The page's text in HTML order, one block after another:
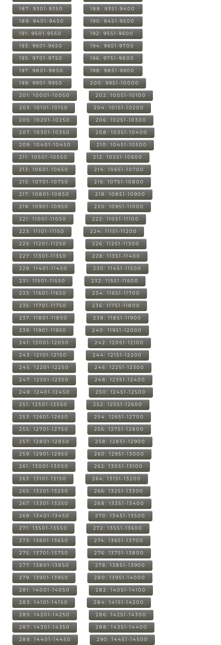
187: 9301-9350 188: 9351-9400
189: 9401-9450 190: 9451-9500
191: 9501-9550 192: 9551-9600
193: 9601-9650 194: 9651-9700
195: 9701-9750 196: 9751-9800
197: 9801-9850 198: 9851-9900
199: 9901-9950 200: 9951-10000
201: 10001-10050 202: 10051-10100
203: 10101-10150 204: 10151-10200
205: 10201-10250 206: 10251-10300
207: 10301-10350 208: 10351-10400
209: 10401-10450 210: 10451-10500
211: 10501-10550 212: 10551-10600
213: 10601-10650 214: 10651-10700
215: 10701-10750 216: 10751-10800
217: 10801-10850 218: 10851-10900
219: 10901-10950 220: 10951-11000
221: 11001-11050 222: 11051-11100
223: 11101-11150 224: 11151-11200
225: 11201-11250 226: 11251-11300
227: 11301-11350 228: 11351-11400
229: 11401-11450 230: 11451-11500
231: 11501-11550 232: 11551-11600
233: 11601-11650 234: 11651-11700
235: 11701-11750 236: 11751-11800
237: 11801-11850 238: 11851-11900
239: 11901-11950 240: 11951-12000
241: 12001-12050 242: 12051-12100
243: 12101-12150 244: 12151-12200
245: 12201-12250 246: 12251-12300
247: 12301-12350 248: 12351-12400
249: 12401-12450 250: 12451-12500
251: 12501-12550 252: 12551-12600
253: 12601-12650 254: 12651-12700
255: 12701-12750 256: 12751-12800
257: 12801-12850 258: 12851-12900
259: 12901-12950 260: 12951-13000
261: 13001-13050 262: 13051-13100
263: 13101-13150 264: 13151-13200
265: 13201-13250 266: 13251-13300
267: 13301-13350 268: 13351-13400
269: 13401-13450 270: 13451-13500
271: 13501-13550 272: 13551-13600
273: 13601-13650 274: 13651-13700
275: 13701-13750 276: 13751-13800
277: 13801-13850 278: 13851-13900
279: 13901-13950 280: 13951-14000
281: 14001-14050 282: 14051-14100
283: 14101-14150 284: 14151-14200
285: 14201-14250 286: 14251-14300
287: 14301-14350 288: 14351-14400
289: 14401-14450 290: 14451-14500